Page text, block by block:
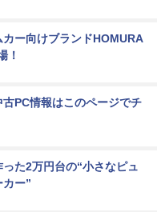
カー向けブランドHOMURA
！
PC情報はこのページでチ
た2万円台の“小さなピュ
ー”